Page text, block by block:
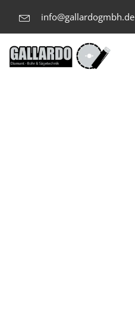
info@gallardogmbh.de